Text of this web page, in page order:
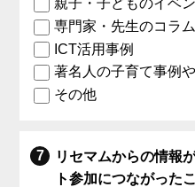
親子・子どものイベ
専門家・先生のコラム
ICT活用事例
著名人の子育て事例
その他
リセマムからの情報
ト参加につながった